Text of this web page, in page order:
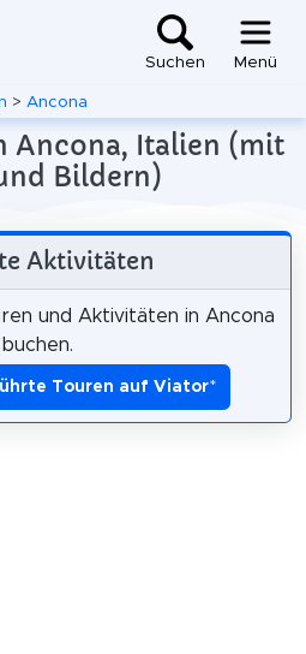
Suchen Menü
> Ancona
Ancona, Italien (mit
Bildern)
Aktivitäten
und Aktivitäten in Ancona
buchen.
Touren auf Viator*